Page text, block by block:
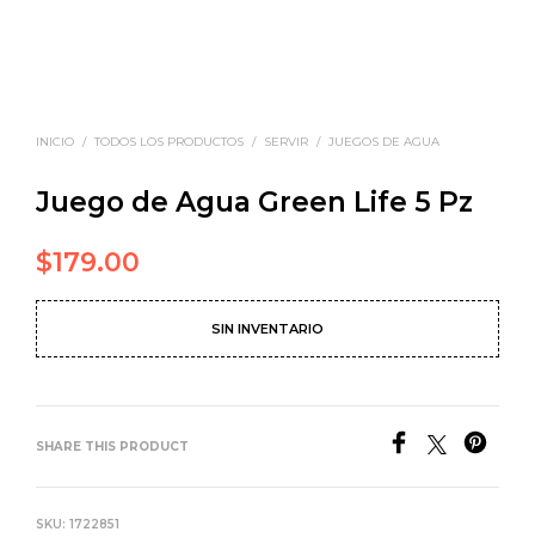
INICIO / TODOS LOS PRODUCTOS / SERVIR / JUEGOS DE AGUA
Juego de Agua Green Life 5 Pz
$179.00
SIN INVENTARIO
SHARE THIS PRODUCT
SKU: 1722851